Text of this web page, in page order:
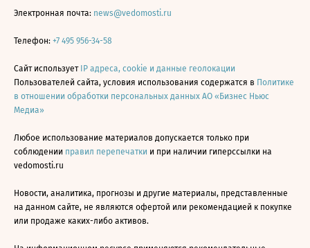
Электронная почта: news@vedomosti.ru
Телефон: +7 495 956-34-58
Сайт использует IP адреса, cookie и данные геолокации
Пользователей сайта, условия использования содержатся в Политике
в отношении обработки персональных данных АО «Бизнес Ньюс
Медиа»
Любое использование материалов допускается только при
соблюдении правил перепечатки и при наличии гиперссылки на
vedomosti.ru
Новости, аналитика, прогнозы и другие материалы, представленные
на данном сайте, не являются офертой или рекомендацией к покупке
или продаже каких-либо активов.